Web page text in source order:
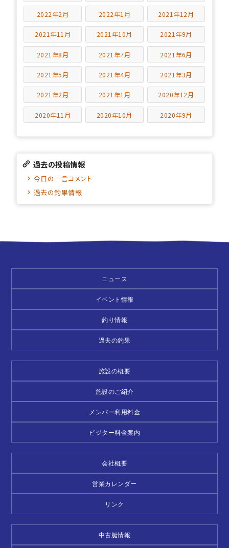
2022年2月 2022年1月 2021年12月
2021年11月 2021年10月 2021年9月
2021年8月 2021年7月 2021年6月
2021年5月 2021年4月 2021年3月
2021年2月 2021年1月 2020年12月
2020年11月 2020年10月 2020年9月
過去の投稿情報
今日の一言コメント
過去の釣果情報
ニュース
イベント情報
釣り情報
過去の釣果
施設の概要
施設のご紹介
メンバー利用料金
ビジター料金案内
会社概要
営業カレンダー
リンク
中古艇情報